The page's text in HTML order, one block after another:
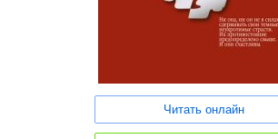
Читать онлайн